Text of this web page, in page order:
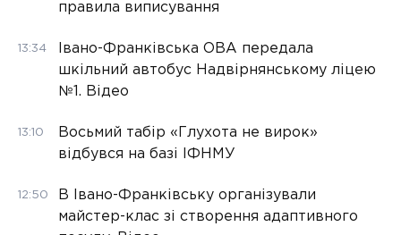
правила виписування
13:34
Івано-Франківська ОВА передала
шкільний автобус Надвірнянському ліцею
№1. Відео
13:10
Восьмий табір «Глухота не вирок»
відбувся на базі ІФНМУ
12:50
В Івано-Франківську організували
майстер-клас зі створення адаптивного